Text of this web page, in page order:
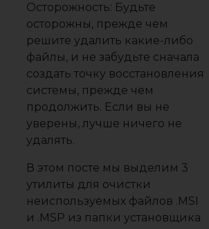
Осторожность: Будьте
осторожны, прежде чем
решите удалить какие-либо
файлы, и не забудьте сначала
создать точку восстановления
системы, прежде чем
продолжить. Если вы не
уверены, лучше ничего не
удалять.
В этом посте мы выделим 3
утилиты для очистки
неиспользуемых файлов .MSI
и .MSP из папки установщика